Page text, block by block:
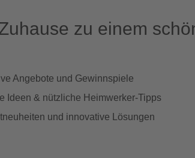
zu einem
Angebote und Gewinnspiele
Ideen & nützliche Heimwerker-Tipps
und innovative Lösungen